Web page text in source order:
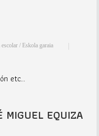
/ Eskola garaia
etc…
MIGUEL EQUIZA